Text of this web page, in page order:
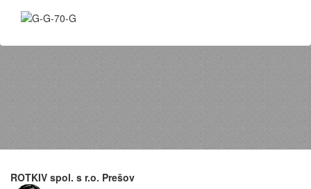
ROTKIV spol. s r.o. Prešov